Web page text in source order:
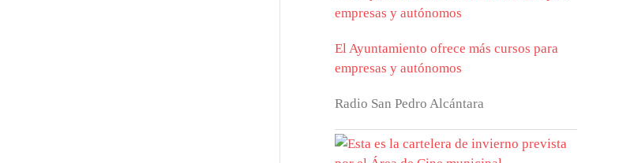
El Ayuntamiento ofrece más cursos para
empresas y autónomos
Radio San Pedro Alcántara